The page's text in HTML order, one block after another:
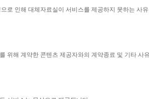
로 인해 대체자료실이 서비스를 제공하지 못하는 사
위해 계약한 콘텐츠 제공자와의 계약종료 및 기타